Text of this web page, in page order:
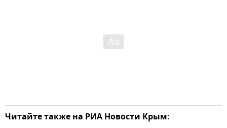
Читайте также на РИА Новости Крым: